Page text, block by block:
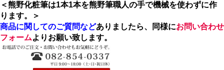
＜熊野化粧筆は1本1本を熊野筆職人の手で機械を使わずに作
ります。＞
商品に関してのご質問などありましたら、同様にお問い合わせ
フォームよりお願い致します。